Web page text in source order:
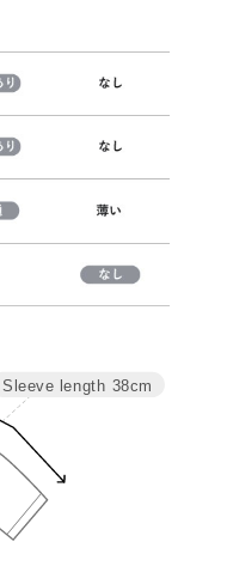
39.5
Sleeve length 38cm